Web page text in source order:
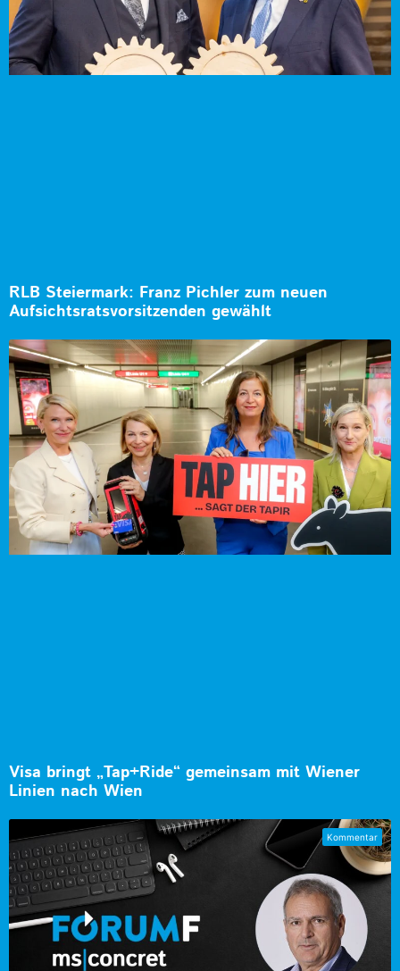
RLB Steiermark: Franz Pichler zum neuen
Aufsichtsratsvorsitzenden gewählt
Visa bringt „Tap+Ride“ gemeinsam mit Wiener
Linien nach Wien